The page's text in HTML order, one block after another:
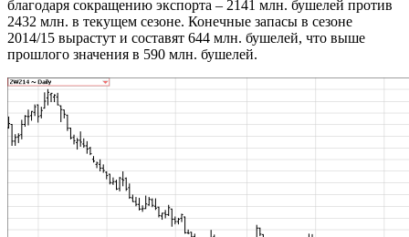
благодаря сокращению экспорта – 2141 млн. бушелей против
2432 млн. в текущем сезоне. Конечные запасы в сезоне
2014/15 вырастут и составят 644 млн. бушелей, что выше
прошлого значения в 590 млн. бушелей.